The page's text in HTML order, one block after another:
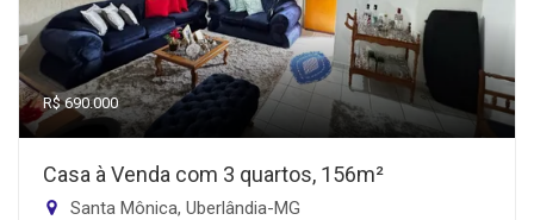
R$ 690.000
Casa à Venda com 3 quartos, 156m²
Santa Mônica, Uberlândia-MG